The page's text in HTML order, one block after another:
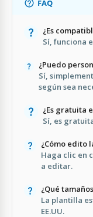
FAQ
¿Es
Sí, funciona
¿Puedo
Sí,
según sea
¿Es gratuita
Sí, es
¿Cómo edito
Haga clic en
a editar.
¿Qué
La plantilla
EE.UU.